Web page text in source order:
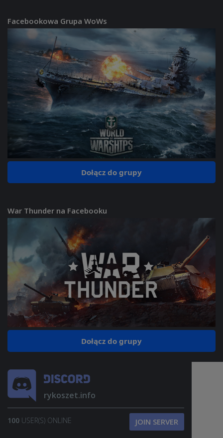
Facebookowa Grupa WoWs
Dołącz do grupy
War Thunder na Facebooku
Dołącz do grupy
rykoszet.info
100 USER(S) ONLINE JOIN SERVER